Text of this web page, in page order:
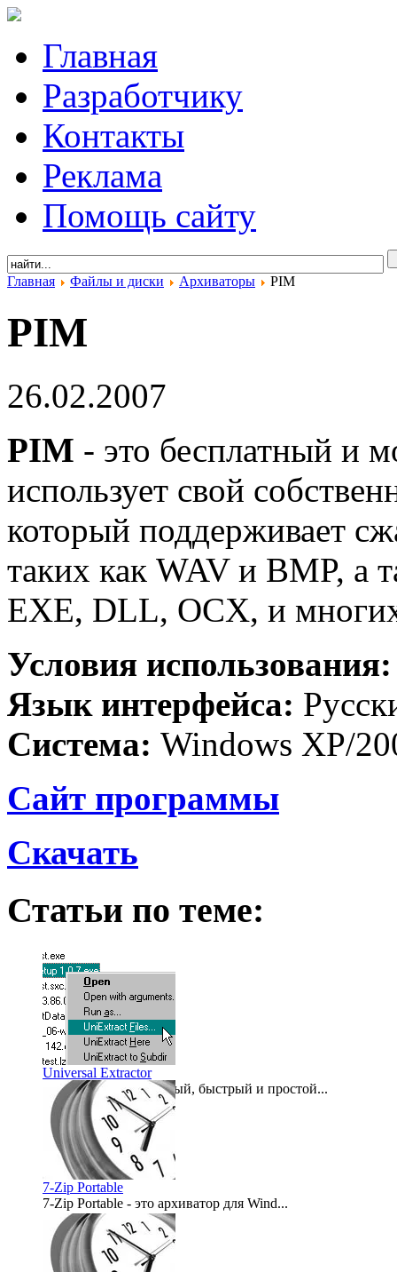
Главная
Разработчику
Контакты
Реклама
Помощь сайту
Главная Файлы и диски Архиваторы PIM
PIM
26.02.2007
PIM - это бесплатный и
использует свой
который поддерживает
таких как WAV и BMP, а
EXE, DLL, OCX, и
Условия
Язык интерфейса:
Система: Windows XP/
Сайт программы
Скачать
Статьи по теме:
Universal Extractor
Маленький, бесплатный, быстрый и простой...
2011-04-04
7-Zip Portable
7-Zip Portable - это архиватор для Wind...
2009-02-23